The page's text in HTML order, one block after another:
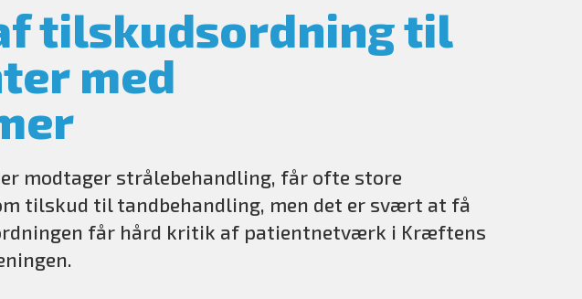
tilskudsordning til
med
modtager strålebehandling, får ofte store
tilskud til tandbehandling, men det er svært at få
får hård kritik af patientnetværk i Kræftens